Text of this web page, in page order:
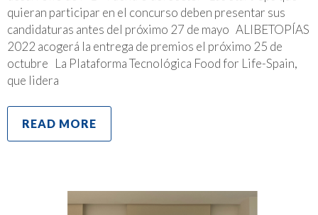
quieran participar en el concurso deben presentar sus
candidaturas antes del próximo 27 de mayo ALIBETOPÍAS
2022 acogerá la entrega de premios el próximo 25 de
octubre La Plataforma Tecnológica Food for Life-Spain,
que lidera
READ MORE